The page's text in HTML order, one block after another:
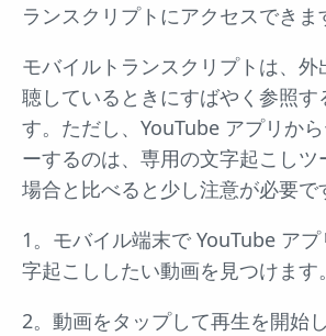
ランスクリプトにアクセスできま
モバイルトランスクリプトは、
聴しているときにすばやく参照す
す。ただし、YouTube アプリか
ーするのは、専用の文字起こしツ
場合と比べると少し注意が必要で
1。モバイル端末で YouTube ア
字起こししたい動画を見つけます。
2。動画をタップして再生を開始し